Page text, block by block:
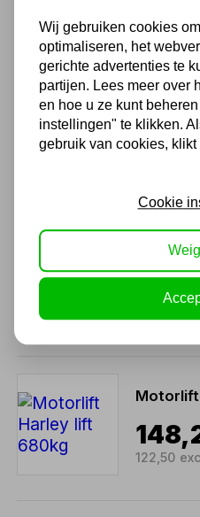
450kg
elektrisch
1.565,00
122,50
Wij gebruiken cookies
optimaliseren, het
gerichte advertenties te
partijen. Lees meer over
en hoe u ze kunt
instellingen" te klikken.
gebruik van cookies, klikt
Cookie